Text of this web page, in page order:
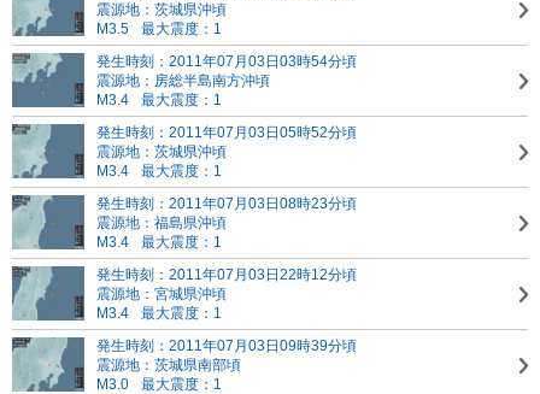
震源地：茨城県沖頃
M3.5
最大震度：1
発生時刻：2011年07月03日03時54分頃
震源地：房総半島南方沖頃
M3.4
最大震度：1
発生時刻：2011年07月03日05時52分頃
震源地：茨城県沖頃
M3.4
最大震度：1
発生時刻：2011年07月03日08時23分頃
震源地：福島県沖頃
M3.4
最大震度：1
発生時刻：2011年07月03日22時12分頃
震源地：宮城県沖頃
M3.4
最大震度：1
発生時刻：2011年07月03日09時39分頃
震源地：茨城県南部頃
M3.0
最大震度：1